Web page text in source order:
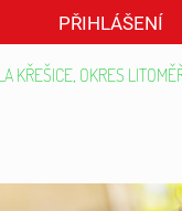
PŘIHLÁŠENÍ
KŘEŠICE, OKRES